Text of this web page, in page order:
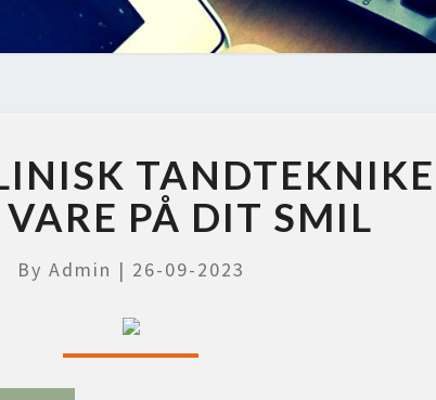
EN
KLINISK
TANDTEKNIKER
VARE
DIT
SMIL
VARE PÅ DIT SMIL
By Admin | 26-09-2023